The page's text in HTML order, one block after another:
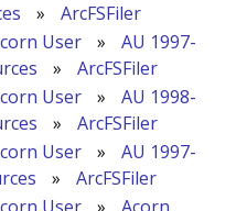
»
ArcFSFiler
User »
AU 1997-
»
ArcFSFiler
User »
AU 1998-
»
ArcFSFiler
User »
AU 1997-
»
ArcFSFiler